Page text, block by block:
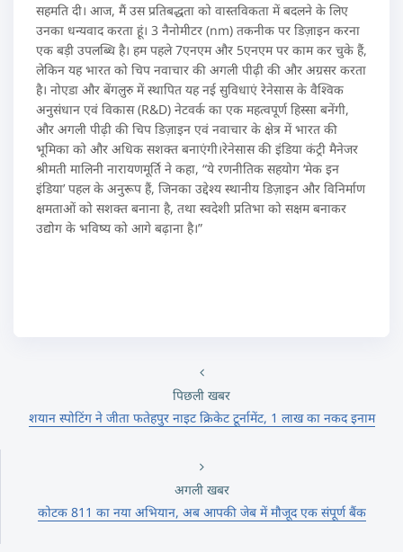
सहमति दी। आज, मैं उस प्रतिबद्धता को वास्तविकता में बदलने के लिए
उनका धन्यवाद करता हूं। 3 नैनोमीटर (nm) तकनीक पर डिज़ाइन करना
एक बड़ी उपलब्धि है। हम पहले 7एनएम और 5एनएम पर काम कर चुके हैं,
लेकिन यह भारत को चिप नवाचार की अगली पीढ़ी की और अग्रसर करता
है। नोएडा और बेंगलुरु में स्थापित यह नई सुविधाएं रेनेसास के वैश्विक
अनुसंधान एवं विकास (R&D) नेटवर्क का एक महत्वपूर्ण हिस्सा बनेंगी,
और अगली पीढ़ी की चिप डिज़ाइन एवं नवाचार के क्षेत्र में भारत की
भूमिका को और अधिक सशक्त बनाएंगी।रेनेसास की इंडिया कंट्री मैनेजर
श्रीमती मालिनी नारायणमूर्ति ने कहा, “ये रणनीतिक सहयोग ‘मेक इन
इंडिया’ पहल के अनुरूप हैं, जिनका उद्देश्य स्थानीय डिज़ाइन और विनिर्माण
क्षमताओं को सशक्त बनाना है, तथा स्वदेशी प्रतिभा को सक्षम बनाकर
उद्योग के भविष्य को आगे बढ़ाना है।”
पिछली खबर
शयान स्पोटिंग ने जीता फतेहपुर नाइट क्रिकेट टूर्नामेंट, 1 लाख का नकद इनाम
अगली खबर
कोटक 811 का नया अभियान, अब आपकी जेब में मौजूद एक संपूर्ण बैंक